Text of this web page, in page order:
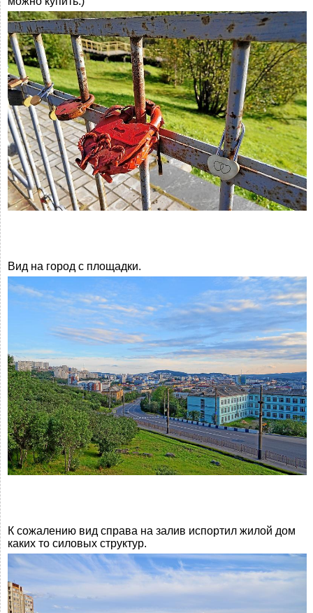
Вид на город с площадки.
К сожалению вид справа на залив испортил жилой дом
каких то силовых структур.